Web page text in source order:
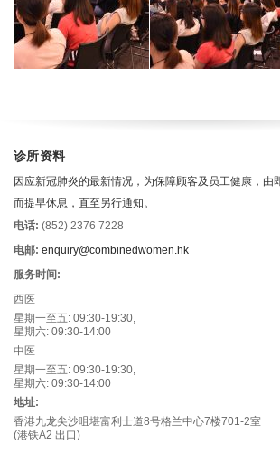
诊所资料
因应新冠肺炎的最新情况，为保障顾客及员工健康，由
而提早休息，直至另行通知。
电话: (852) 2376 7228
电邮: enquiry@combinedwomen.hk
服务时间:
西医
星期一至五: 09:30-19:30,
星期六: 09:30-14:00
中医
星期一至五: 09:30-19:30,
星期六: 09:30-14:00
地址:
香港九龙尖沙咀堪富利士道8号格兰中心7楼701-2室
(港铁A2 出口)